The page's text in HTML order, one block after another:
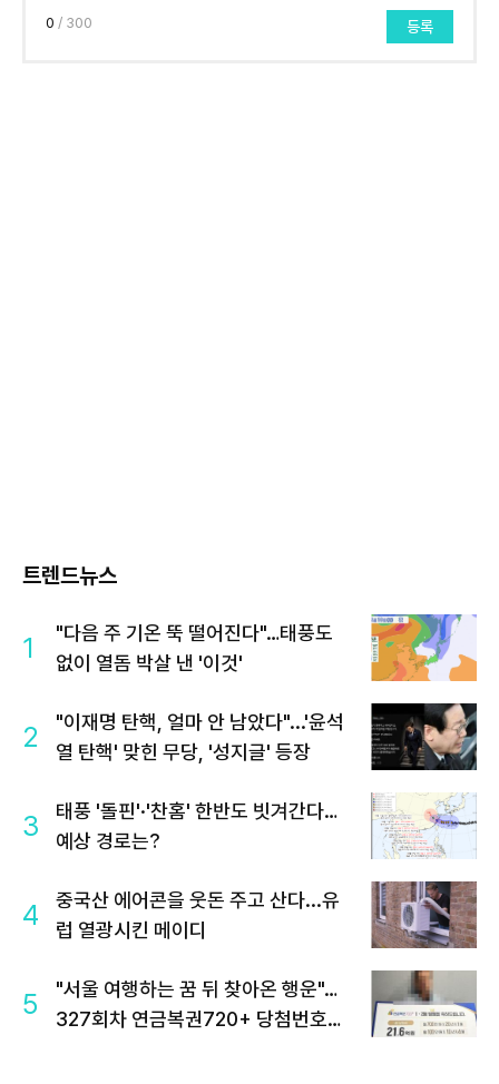
0 / 300 등록
트렌드뉴스
1
"다음 주 기온 뚝 떨어진다"…태풍도
없이 열돔 박살 낸 '이것'
2
"이재명 탄핵, 얼마 안 남았다"...'윤석
열 탄핵' 맞힌 무당, '성지글' 등장
3
태풍 '돌핀'·'찬홈' 한반도 빗겨간다…
예상 경로는?
4
중국산 에어콘을 웃돈 주고 산다...유
럽 열광시킨 메이디
5
"서울 여행하는 꿈 뒤 찾아온 행운"…
327회차 연금복권720+ 당첨번호조